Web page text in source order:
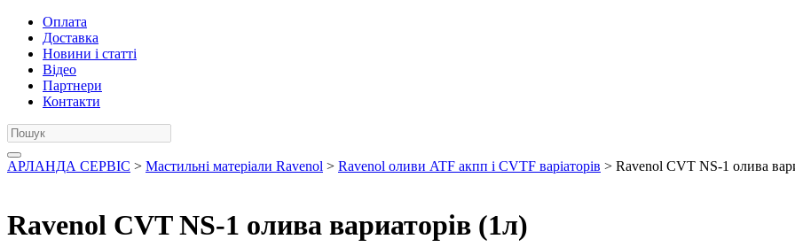
Оплата
Доставка
Новини і статті
Відео
Партнери
Контакти
АРЛАНДА СЕРВІС > Мастильні матеріали Ravenol > Ravenol оливи ATF акпп і CVTF варіаторів > Ravenol CVT NS-1 олива
Ravenol CVT NS-1 олива вариаторів (1л)